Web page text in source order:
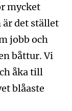
mycket
är det stället
jobb och
båttur. Vi
åka till
blåaste